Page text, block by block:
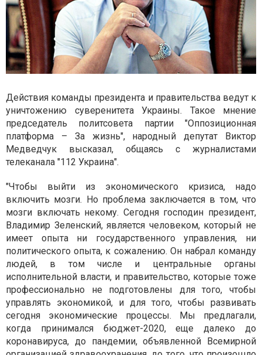
Действия команды президента и правительства ведут к
уничтожению суверенитета Украины. Такое мнение
председатель политсовета партии "Оппозиционная
платформа – За жизнь", народный депутат Виктор
Медведчук высказал, общаясь с журналистами
телеканала "112 Украина".
"Чтобы выйти из экономического кризиса, надо
включить мозги. Но проблема заключается в том, что
мозги включать некому. Сегодня господин президент,
Владимир Зеленский, является человеком, который не
имеет опыта ни государственного управления, ни
политического опыта, к сожалению. Он набрал команду
людей, в том числе и центральные органы
исполнительной власти, и правительство, которые тоже
профессионально не подготовлены для того, чтобы
управлять экономикой, и для того, чтобы развивать
сегодня экономические процессы. Мы предлагали,
когда принимался бюджет-2020, еще далеко до
коронавируса, до пандемии, объявленной Всемирной